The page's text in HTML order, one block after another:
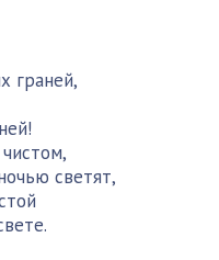
светят,